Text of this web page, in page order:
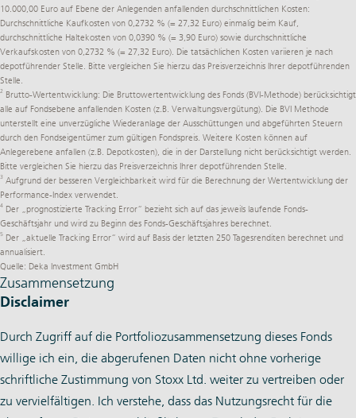
10.000,00 Euro auf Ebene der Anlegenden anfallenden durchschnittlichen Kosten:
Durchschnittliche Kaufkosten von 0,2732 % (= 27,32 Euro) einmalig beim Kauf,
durchschnittliche Haltekosten von 0,0390 % (= 3,90 Euro) sowie durchschnittliche
Verkaufskosten von 0,2732 % (= 27,32 Euro). Die tatsächlichen Kosten variieren je nach
depotführender Stelle. Bitte vergleichen Sie hierzu das Preisverzeichnis Ihrer depotführenden
Stelle.
2
Brutto-Wertentwicklung: Die Bruttowertentwicklung des Fonds (BVI-Methode) berücksichtigt
alle auf Fondsebene anfallenden Kosten (z.B. Verwaltungsvergütung). Die BVI Methode
unterstellt eine unverzügliche Wiederanlage der Ausschüttungen und abgeführten Steuern
durch den Fondseigentümer zum gültigen Fondspreis. Weitere Kosten können auf
Anlegerebene anfallen (z.B. Depotkosten), die in der Darstellung nicht berücksichtigt werden.
Bitte vergleichen Sie hierzu das Preisverzeichnis Ihrer depotführenden Stelle.
3 Aufgrund der besseren Vergleichbarkeit wird für die Berechnung der Wertentwicklung der
Performance-Index verwendet.
4 Der „prognostizierte Tracking Error“ bezieht sich auf das jeweils laufende Fonds-
Geschäftsjahr und wird zu Beginn des Fonds-Geschäftsjahres berechnet.
5 Der „aktuelle Tracking Error“ wird auf Basis der letzten 250 Tagesrenditen berechnet und
annualisiert.
Quelle: Deka Investment GmbH
Zusammensetzung
Disclaimer
Durch Zugriff auf die Portfoliozusammensetzung dieses Fonds
willige ich ein, die abgerufenen Daten nicht ohne vorherige
schriftliche Zustimmung von Stoxx Ltd. weiter zu vertreiben oder
zu vervielfältigen. Ich verstehe, dass das Nutzungsrecht für die